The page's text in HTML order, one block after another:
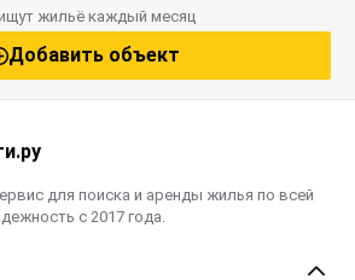
жильё каждый месяц
Добавить объект
для поиска и аренды жилья по всей
с 2017 года.